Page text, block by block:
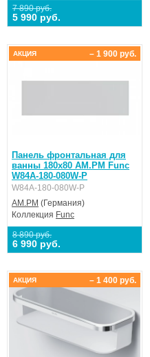
7 890 руб.
5 990 руб.
Панель фронтальная для
ванны 180x80 AM.PM Func
W84A-180-080W-P
W84A-180-080W-P
AM.PM (Германия)
Коллекция Func
8 890 руб.
6 990 руб.
– 1 900 руб.
АКЦИЯ
– 1 400 руб.
АКЦИЯ